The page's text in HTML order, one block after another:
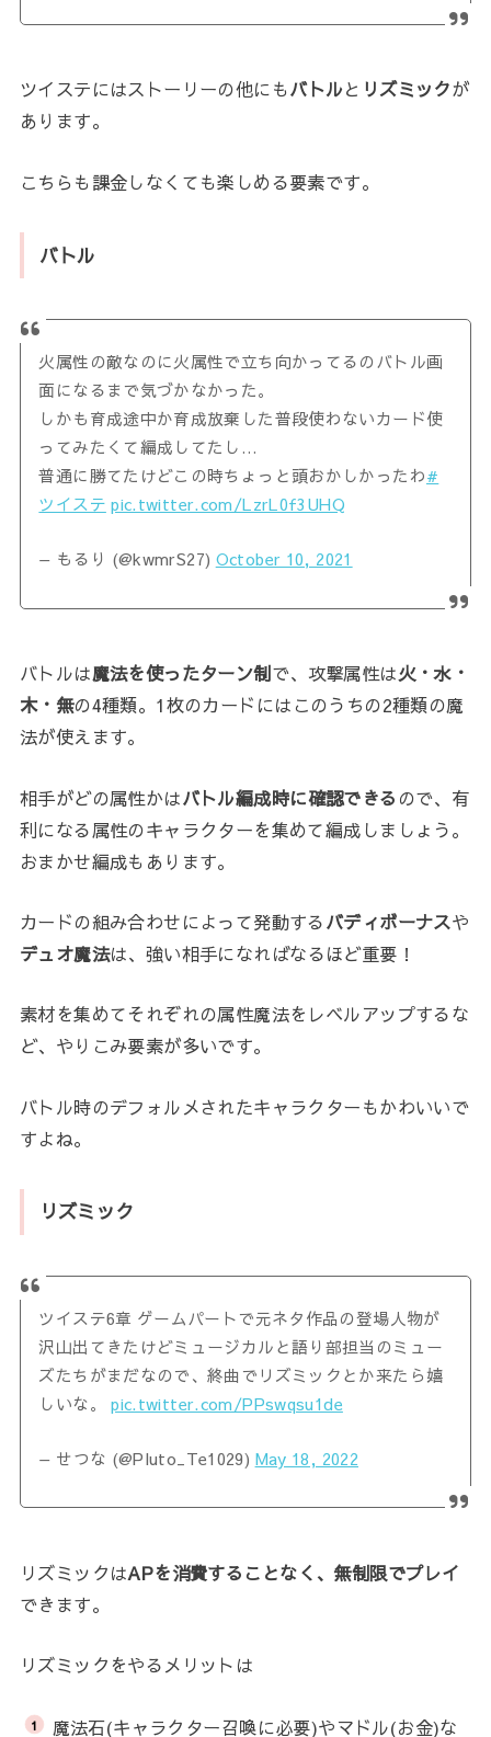
ツイステにはストーリーの他にもバトルと リズミックが
あります。
こちらも課金しなくても楽しめる要素です。
バトル
火属性の敵なのに火属性で立ち向かってるのバトル画
面になるまで気づかなかった。
しかも育成途中か育成放棄した普段使わないカード使
ってみたくて編成してたし…
普通に勝てたけどこの時ちょっと頭おかしかったわ#
ツイステ pic.twitter.com/LzrL0f3UHQ
— もるり (@kwmrS27) October 10, 2021
バトルは魔法を使ったターン制で、攻撃属性は火・水・
木・無の4種類。1枚のカードにはこのうちの2種類の魔
法が使えます。
相手がどの属性かはバトル編成時に確認できる ので、有
利になる属性のキャラクターを集めて編成しましょう。
おまかせ編成もあります。
カードの組み合わせによって発動するバディボーナスや
デュオ魔法は、強い相手になればなるほど重要！
素材を集めてそれぞれの属性魔法をレベルアップするな
ど、やりこみ要素が多いです。
バトル時のデフォルメされたキャラクターもかわいいで
すよね。
リズミック
ツイステ6章 ゲームパートで元ネタ作品の登場人物が
沢山出てきたけどミュージカルと語り部担当のミュー
ズたちがまだなので、終曲でリズミックとか来たら嬉
しいな。pic.twitter.com/PPswqsu1de
— せつな (@Pluto_Te1029) May 18, 2022
リズミックはAPを消費することなく、無制限でプレイ
できます。
リズミックをやるメリットは
魔法石(キャラクター召喚に必要)やマドル(お金)な